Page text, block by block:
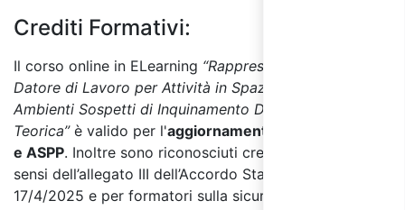
Crediti Formativi:
Il corso online in ELearning “Rappresentante del
Datore di Lavoro per Attività in Spazi Confinati o
Ambienti Sospetti di Inquinamento D.P.R. 177/11 – Parte
Teorica”è valido per l'aggiornamento Dirigenti, RSPP
e ASPP. Inoltre sono riconosciuti crediti formativi ai
sensi dell’allegato III dell’Accordo Stato Regioni del
17/4/2025 e per formatori sulla sicurezza ai sensi del